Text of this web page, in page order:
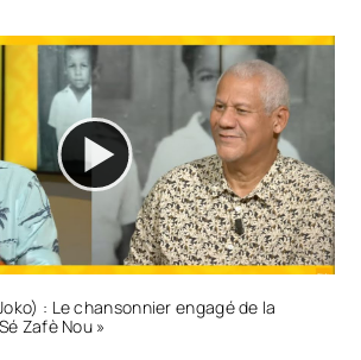
: Le chansonnier engagé de la
Zafè Nou »